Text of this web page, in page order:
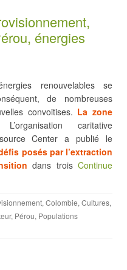
énergies
renouvelables se
de nombreuses
convoitises. La zone
caritative
Center a publié le
posés par l’extraction
dans troisContinue
, Colombie, Cultures,
, Pérou, Populations